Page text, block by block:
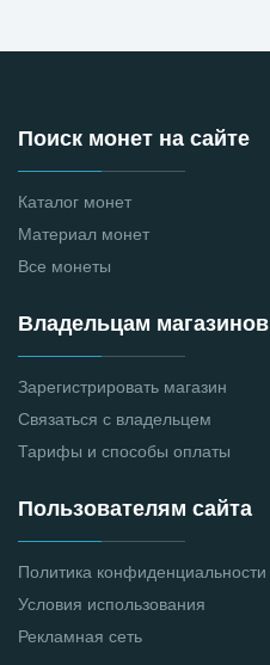
Поиск монет на сайте
Каталог монет
Материал монет
Все монеты
Владельцам магазинов
Зарегистрировать магазин
Связаться с владельцем
Тарифы и способы оплаты
Пользователям сайта
Политика конфиденциальности
Условия использования
Рекламная сеть